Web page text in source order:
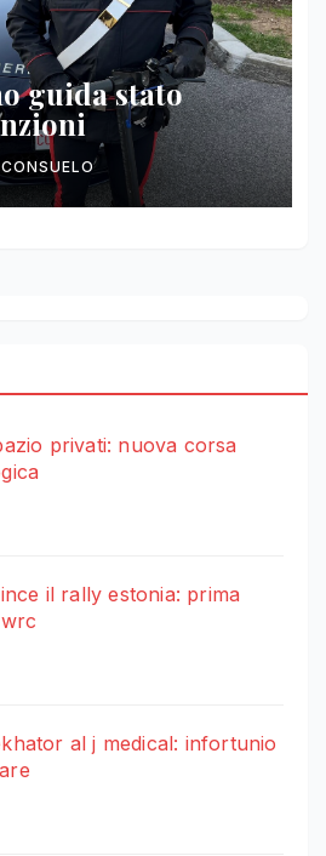
guida stato
CONSUELO
privati: nuova corsa
il rally estonia: prima
al j medical: infortunio